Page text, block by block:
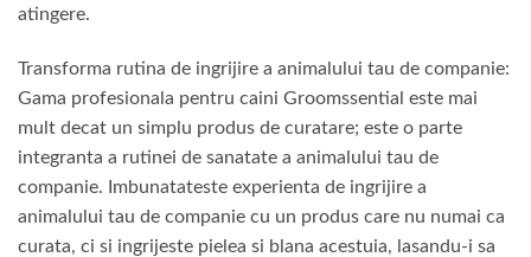
atingere.
Transforma rutina de ingrijire a animalului tau de companie:
Gama profesionala pentru caini Groomssential este mai
mult decat un simplu produs de curatare; este o parte
integranta a rutinei de sanatate a animalului tau de
companie. Imbunatateste experienta de ingrijire a
animalului tau de companie cu un produs care nu numai ca
curata, ci si ingrijeste pielea si blana acestuia, lasandu-i sa